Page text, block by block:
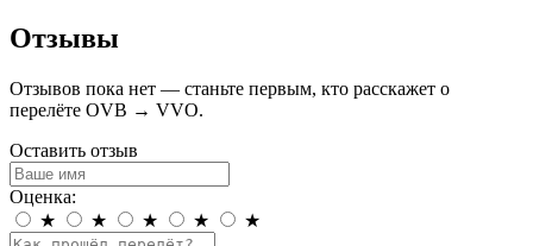
Отзывы
Отзывов пока нет — станьте первым, кто расскажет о
перелёте OVB → VVO.
Оставить отзыв
Оценка:
★
★ ★ ★ ★